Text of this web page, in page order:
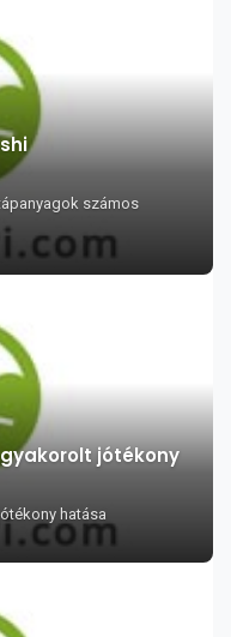
számos
jótékony
hatása